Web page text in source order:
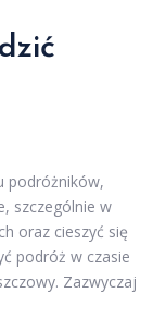
podróżników,
szczególnie w
oraz cieszyć się
podróż w czasie
Zazwyczaj